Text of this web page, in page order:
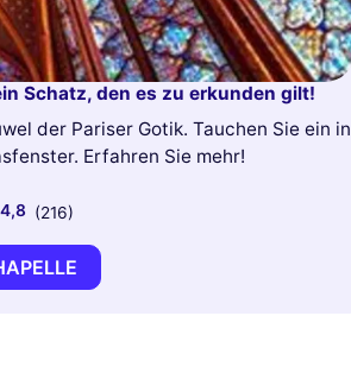
Schatz, den es zu erkunden gilt!
der Pariser Gotik. Tauchen Sie ein in
Erfahren Sie mehr!
4,8 (216)